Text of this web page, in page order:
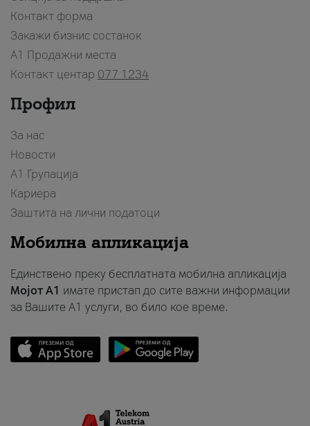
Контакт форма
Закажи бизнис состанок
A1 Продажни места
Контакт центар 077 1234
Профил
За нас
Новости
А1 Групација
Кариера
Заштита на лични податоци
Мобилна апликација
Единствено преку бесплатната мобилна апликација
Мојот A1 имате пристап до сите важни информации
за Вашите A1 услуги, во било кое време.